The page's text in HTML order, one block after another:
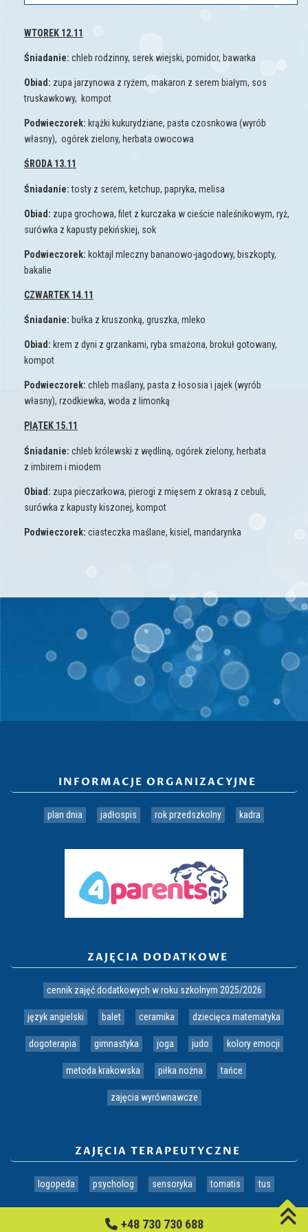
WTOREK 12.11
Śniadanie: chleb rodzinny, serek wiejski, pomidor, bawarka
Obiad: zupa jarzynowa z ryżem, makaron z serem białym, sos
truskawkowy, kompot
Podwieczorek: krążki kukurydziane, pasta czosnkowa (wyrób
własny), ogórek zielony, herbata owocowa
ŚRODA 13.11
Śniadanie:tosty z serem, ketchup, papryka, melisa
Obiad: zupa grochowa, filet z kurczaka w cieście naleśnikowym, ryż,
surówka z kapusty pekińskiej, sok
Podwieczorek: koktajl mleczny bananowo-jagodowy, biszkopty,
bakalie
CZWARTEK 14.11
Śniadanie: bułka z kruszonką, gruszka, mleko
Obiad: krem z dyni z grzankami, ryba smażona, brokuł gotowany,
kompot
Podwieczorek: chleb maślany, pasta z łososia i jajek (wyrób
własny), rzodkiewka, woda z limonką
PIĄTEK 15.11
Śniadanie: chleb królewski z wędliną, ogórek zielony, herbata
z imbirem i miodem
Obiad: zupa pieczarkowa, pierogi z mięsem z okrasą z cebuli,
surówka z kapusty kiszonej, kompot
Podwieczorek: ciasteczka maślane, kisiel, mandarynka
INFORMACJE ORGANIZACYJNE
plan dnia jadłospis rok przedszkolny kadra
ZAJĘCIA DODATKOWE
cennik zajęć dodatkowych w roku szkolnym 2025/2026
język angielski balet ceramika dziecięca matematyka
dogoterapia gimnastyka joga judo kolory emocji
metoda krakowska piłka nożna tańce
zajęcia wyrównawcze
ZAJĘCIA TERAPEUTYCZNE
logopeda psycholog sensoryka tomatis tus
+48 730 730 688